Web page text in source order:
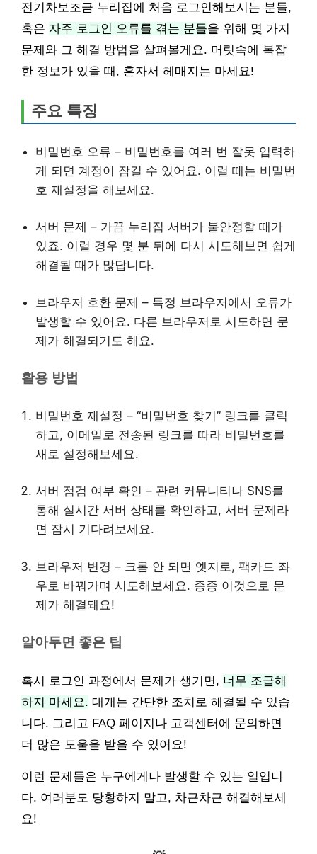
전기차보조금 누리집에 처음 로그인해보시는 분들,
혹은 자주 로그인 오류를 겪는 분들을 위해 몇 가지
문제와 그 해결 방법을 살펴볼게요. 머릿속에 복잡
한 정보가 있을 때, 혼자서 헤매지는 마세요!
주요 특징
비밀번호 오류 – 비밀번호를 여러 번 잘못 입력하
게 되면 계정이 잠길 수 있어요. 이럴 때는 비밀번
호 재설정을 해보세요.
서버 문제 – 가끔 누리집 서버가 불안정할 때가
있죠. 이럴 경우 몇 분 뒤에 다시 시도해보면 쉽게
해결될 때가 많답니다.
브라우저 호환 문제 – 특정 브라우저에서 오류가
발생할 수 있어요. 다른 브라우저로 시도하면 문
제가 해결되기도 해요.
활용 방법
비밀번호 재설정 – “비밀번호 찾기” 링크를 클릭
하고, 이메일로 전송된 링크를 따라 비밀번호를
새로 설정해보세요.
서버 점검 여부 확인 – 관련 커뮤니티나 SNS를
통해 실시간 서버 상태를 확인하고, 서버 문제라
면 잠시 기다려보세요.
브라우저 변경 – 크롬 안 되면 엣지로, 팩카드 좌
우로 바꿔가며 시도해보세요. 종종 이것으로 문
제가 해결돼요!
알아두면 좋은 팁
혹시 로그인 과정에서 문제가 생기면, 너무 조급해
하지 마세요. 대개는 간단한 조치로 해결될 수 있습
니다. 그리고 FAQ 페이지나 고객센터에 문의하면
더 많은 도움을 받을 수 있어요!
이런 문제들은 누구에게나 발생할 수 있는 일입니
다. 여러분도 당황하지 말고, 차근차근 해결해보세
요!